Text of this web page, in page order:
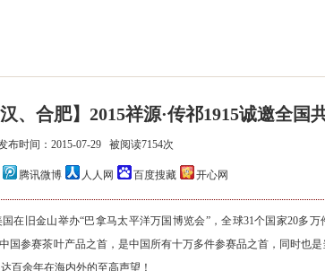
、合肥】2015祥源·传祁1915诚邀全国
布时间：2015-07-29 被阅读7154次
腾讯微博 人人网 百度搜藏
开心网
在旧金山举办“巴拿马太平洋万国博览会”，全球31个国家20多
国参赛茶叶产品之首，是中国所有十万多件参赛品之首，同时也
百余年在海内外的至高声望！
祥源·长安印系列